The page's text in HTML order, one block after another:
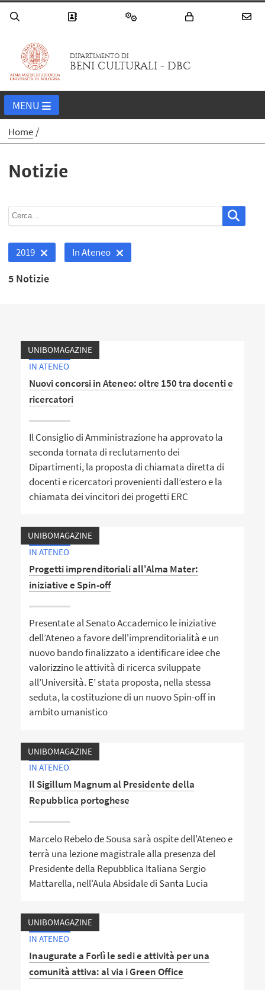
DIPARTIMENTO DI
BENI CULTURALI - DBC
MENU
Home
Notizie
2019 In Ateneo
5 Notizie
UNIBOMAGAZINE
IN ATENEO
Nuovi concorsi in Ateneo: oltre 150 tra docenti e
ricercatori
Il Consiglio di Amministrazione ha approvato la
seconda tornata di reclutamento dei
Dipartimenti, la proposta di chiamata diretta di
docenti e ricercatori provenienti dall’estero e la
chiamata dei vincitori dei progetti ERC
UNIBOMAGAZINE
IN ATENEO
Progetti imprenditoriali all'Alma Mater:
iniziative e Spin-off
Presentate al Senato Accademico le iniziative
dell’Ateneo a favore dell'imprenditorialità e un
nuovo bando finalizzato a identificare idee che
valorizzino le attività di ricerca sviluppate
all’Università. E’ stata proposta, nella stessa
seduta, la costituzione di un nuovo Spin-off in
ambito umanistico
UNIBOMAGAZINE
IN ATENEO
Il Sigillum Magnum al Presidente della
Repubblica portoghese
Marcelo Rebelo de Sousa sarà ospite dell'Ateneo e
terrà una lezione magistrale alla presenza del
Presidente della Repubblica Italiana Sergio
Mattarella, nell'Aula Absidale di Santa Lucia
UNIBOMAGAZINE
IN ATENEO
Inaugurate a Forlì le sedi e attività per una
comunità attiva: al via i Green Office